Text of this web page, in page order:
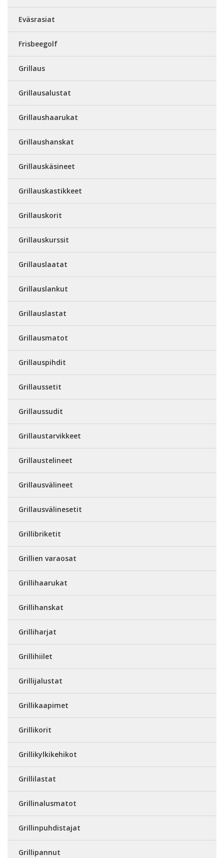
Eväsrasiat
Frisbeegolf
Grillaus
Grillausalustat
Grillaushaarukat
Grillaushanskat
Grillauskäsineet
Grillauskastikkeet
Grillauskorit
Grillauskurssit
Grillauslaatat
Grillauslankut
Grillauslastat
Grillausmatot
Grillauspihdit
Grillaussetit
Grillaussudit
Grillaustarvikkeet
Grillaustelineet
Grillausvälineet
Grillausvälinesetit
Grillibriketit
Grillien varaosat
Grillihaarukat
Grillihanskat
Grilliharjat
Grillihiilet
Grillijalustat
Grillikaapimet
Grillikorit
Grillikylkikehikot
Grillilastat
Grillinalusmatot
Grillinpuhdistajat
Grillipannut